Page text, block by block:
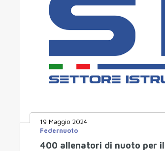
19 Maggio 2024
Federnuoto
400 allenatori di nuoto per il